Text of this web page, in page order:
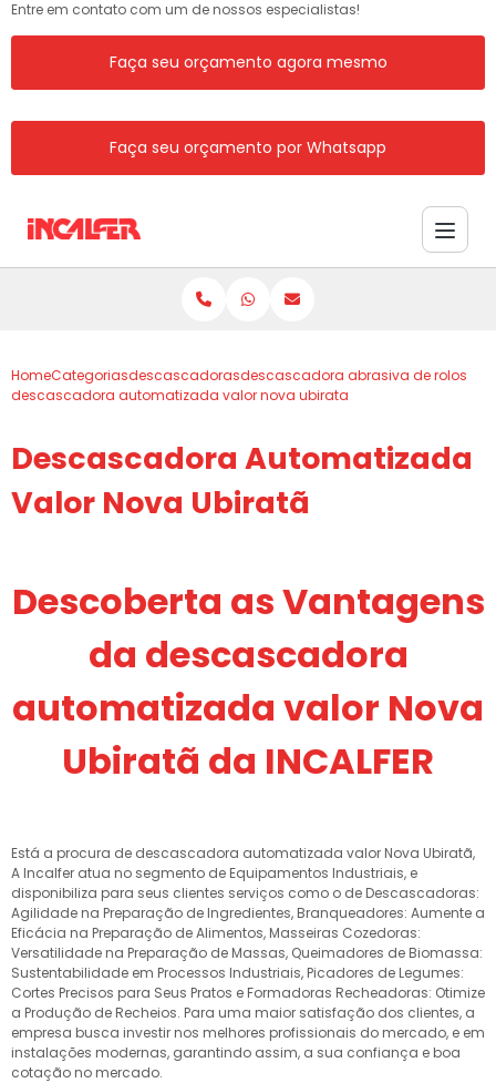
Entre em contato com um de nossos especialistas!
Faça seu orçamento agora mesmo
Faça seu orçamento por Whatsapp
HomeCategoriasdescascadorasdescascadora abrasiva de rolos
descascadora automatizada valor nova ubirata
Descascadora Automatizada
Valor Nova Ubiratã
Descoberta as Vantagens
da descascadora
automatizada valor Nova
Ubiratã da INCALFER
Está a procura de descascadora automatizada valor Nova Ubiratã,
A Incalfer atua no segmento de Equipamentos Industriais, e
disponibiliza para seus clientes serviços como o de Descascadoras:
Agilidade na Preparação de Ingredientes, Branqueadores: Aumente a
Eficácia na Preparação de Alimentos, Masseiras Cozedoras:
Versatilidade na Preparação de Massas, Queimadores de Biomassa:
Sustentabilidade em Processos Industriais, Picadores de Legumes:
Cortes Precisos para Seus Pratos e Formadoras Recheadoras: Otimize
a Produção de Recheios. Para uma maior satisfação dos clientes, a
empresa busca investir nos melhores profissionais do mercado, e em
instalações modernas, garantindo assim, a sua confiança e boa
cotação no mercado.